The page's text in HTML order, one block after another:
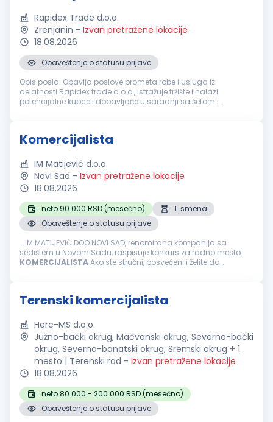
Rapidex Trade d.o.o.
Zrenjanin - Izvan pretražene lokacije
18.08.2026
Obaveštenje o statusu prijave
Opis posla: Obavlja poslove prometa robe i usluga iz
delatnosti Rapidex trade d.o.o., Istražuje tržište i nalazi
potencijalne kupce i dobavljače u saradnji sa šefom i
Komercijalista
IM Matijević d.o.o.
Novi Sad - Izvan pretražene lokacije
18.08.2026
neto 90.000 RSD (mesečno)
1. smena
Obaveštenje o statusu prijave
...IM MATIJEVIĆ DOO NOVI SAD, renomirana kompanija sa
sedištem u Novom Sadu, raspisuje konkurs za radno mesto:
KOMERCIJALISTAAko ste stručni, posvećeni i želite da
Terenski komercijalista
Herc-MS d.o.o.
Južno-bački okrug, Mačvanski okrug, Severno-bački
okrug, Severno-banatski okrug, Sremski okrug + 1
mesto | Terenski rad - Izvan pretražene lokacije
18.08.2026
neto 80.000 - 200.000 RSD (mesečno)
Obaveštenje o statusu prijave